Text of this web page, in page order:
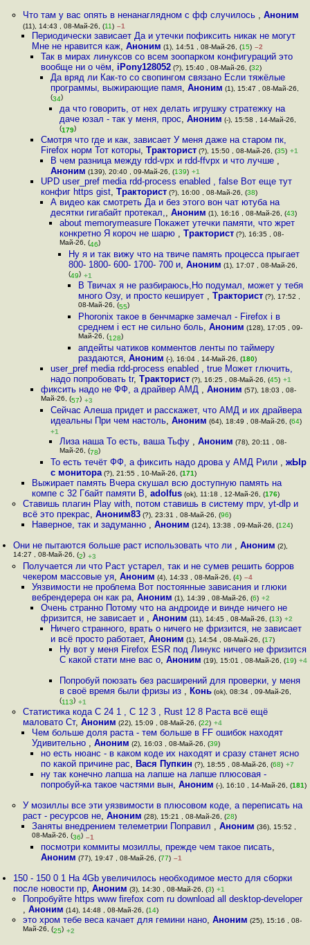
Что там у вас опять в ненанаглядном с фф случилось , Аноним
(11), 14:43 , 08-Май-26, (11) –1
Периодически зависает Да и утечки пофиксить никак не могут
Мне не нравится каж, Аноним (1), 14:51 , 08-Май-26, (15) –2
Так в мирах линуксов со всем зоопарком конфигураций это
вообще ни о чём, iPony128052 (?), 15:40 , 08-Май-26, (32)
Да вряд ли Как-то со свопингом связано Если тяжёлые
программы, выжирающие памя, Аноним (1), 15:47 , 08-Май-26,
(34)
да что говорить, от нех делать игрушку стратежку на
даче юзал - так у меня, прос, Аноним (-), 15:58 , 14-Май-26,
(179)
Смотря что где и как, зависает У меня даже на старом пк,
Firefox норм Тот которы,Тракторист (?), 15:50 , 08-Май-26, (35) +1
В чем разница между rdd-vpx и rdd-ffvpx и что лучше ,
Аноним (139), 20:40 , 09-Май-26, (139) +1
UPD user_pref media rdd-process enabled , false Вот еще тут
конфиг https gist,Тракторист (?), 16:00 , 08-Май-26, (38)
А видео как смотреть Да и без этого вон чат ютуба на
десятки гигабайт протекал,, Аноним (1), 16:16 , 08-Май-26, (43)
about memorymeasure Покажет утечки памяти, что жрет
конкретно Я короч не шарю , Тракторист(?), 16:35 , 08-
Май-26, (46)
Ну я и так вижу что на твиче память процесса прыгает
800- 1800- 600- 1700- 700 и,Аноним (1), 17:07 , 08-Май-26,
(49) +1
В Твичах я не разбираюсь,Но подумал, может у тебя
много Озу, и просто кеширует , Тракторист(?), 17:52 ,
08-Май-26, (55)
Phoronix такое в бенчмарке замечал - Firefox i в
среднем i ест не сильно боль, Аноним (128), 17:05 , 09-
Май-26, (128)
апдейты чатиков комментов ленты по таймеру
раздаются, Аноним (-), 16:04 , 14-Май-26, (180)
user_pref media rdd-process enabled , true Может глючить,
надо попробовать tr, Тракторист(?), 16:25 , 08-Май-26, (45) +1
фиксить надо не ФФ, а драйвер АМД ,Аноним (57), 18:03 , 08-
Май-26, (57) +3
Сейчас Алеша придет и расскажет, что АМД и их драйвера
идеальны При чем настоль, Аноним (64), 18:49 , 08-Май-26, (64)
+1
Лиза наша То есть, ваша Тьфу , Аноним (78), 20:11 , 08-
Май-26, (78)
То есть течёт ФФ, а фиксить надо дрова у АМД Рили , жЫр
с монитора(?), 21:55 , 10-Май-26, (171)
Выжирает память Вчера скушал всю доступную память на
компе с 32 Гбайт памяти В, adolfus(ok), 11:18 , 12-Май-26, (176)
Ставишь плагин Play with, потом ставишь в систему mpv, yt-dlp и
всё это прекрас, Аноним83(?), 23:31 , 08-Май-26, (96)
Наверное, так и задуманно , Аноним (124), 13:38 , 09-Май-26, (124)
Они не пытаются больше раст использовать что ли ,Аноним (2),
14:27 , 08-Май-26, (2) +3
Получается ли что Раст устарел, так и не сумев решить борров
чекером массовые уя, Аноним (4), 14:33 , 08-Май-26, (4) –4
Уязвимости не проблема Вот постоянные зависания и глюки
вебрендерера он как ра, Аноним (1), 14:39 , 08-Май-26, (6) +2
Очень странно Потому что на андроиде и винде ничего не
фризится, не зависает и ,Аноним (11), 14:45 , 08-Май-26, (13) +2
Ничего странного, врать о ничего не фризится, не зависает
и всё просто работает, Аноним (1), 14:54 , 08-Май-26, (17)
Ну вот у меня Firefox ESR под Линукс ничего не фризится
С какой стати мне вас о, Аноним (19), 15:01 , 08-Май-26, (19) +4
Попробуй поюзать без расширений для проверки, у меня
в своё время были фризы из , Конь(ok), 08:34 , 09-Май-26,
(113) +1
Статистика кода C 24 1 , C 12 3 , Rust 12 8 Раста всё ещё
маловато Ст, Аноним (22), 15:09 , 08-Май-26, (22) +4
Чем больше доля раста - тем больше в FF ошибок находят
Удивительно , Аноним (2), 16:03 , 08-Май-26, (39)
но есть нюанс - в каком коде их находят и сразу станет ясно
по какой причине рас, Вася Пупкин (?), 18:55 , 08-Май-26, (68) +7
ну так конечно лапша на лапше на лапше плюсовая -
попробуй-ка такое частями вын,Аноним (-), 16:10 , 14-Май-26, (181)
У мозиллы все эти уязвимости в плюсовом коде, а переписать на
раст - ресурсов не, Аноним (28), 15:21 , 08-Май-26, (28)
Заняты внедрением телеметрии Поправил , Аноним (36), 15:52 ,
08-Май-26, (36) –1
посмотри коммиты мозиллы, прежде чем такое писать,
Аноним (77), 19:47 , 08-Май-26, (77) –1
150 - 150 0 1 На 4Gb увеличилось необходимое место для сборки
после новости пр,Аноним (3), 14:30 , 08-Май-26, (3) +1
Попробуйте https www firefox com ru download all desktop-developer
, Аноним (14), 14:48 , 08-Май-26, (14)
это хром тебе веса качает для гемини нано, Аноним (25), 15:16 , 08-
Май-26, (25) +2